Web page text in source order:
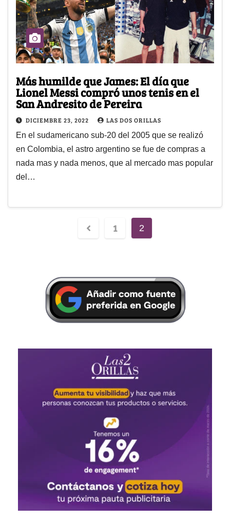
Más humilde que James: El día que
Lionel Messi compró unos tenis en el
San Andresito de Pereira
DICIEMBRE 23, 2022 LAS DOS ORILLAS
En el sudamericano sub-20 del 2005 que se realizó
en Colombia, el astro argentino se fue de compras a
nada mas y nada menos, que al mercado mas popular
del…
1 2